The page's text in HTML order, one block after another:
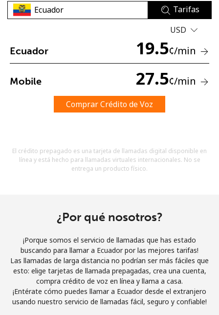
No se ha creado una contraseña
Mínimo 8 caracteres
Un caracter especial
Al abrir una cuenta en este sitio web, estoy de acuerdo con
Términos y condiciones.
Únete
¡Hola!
Tarifas
USD
Ecuador 19.5¢/min
Mobile 27.5¢/min
Comprar Crédito de Voz
El crédito prepagado es una tarjeta de llamadas digital disponible en
línea y está hecho para llamadas virtuales internacionales. No se
entrega un producto físico.
¿Por qué nosotros?
¡Porque somos el servicio de llamadas que has estado
buscando para llamar a Ecuador por las mejores tarifas!
Las llamadas de larga distancia no podrían ser más fáciles que
esto: elige tarjetas de llamada prepagadas, crea una cuenta,
compra crédito de voz en línea y llama a casa.
¡Entérate cómo puedes llamar a Ecuador desde el extranjero
usando nuestro servicio de llamadas fácil, seguro y confiable!